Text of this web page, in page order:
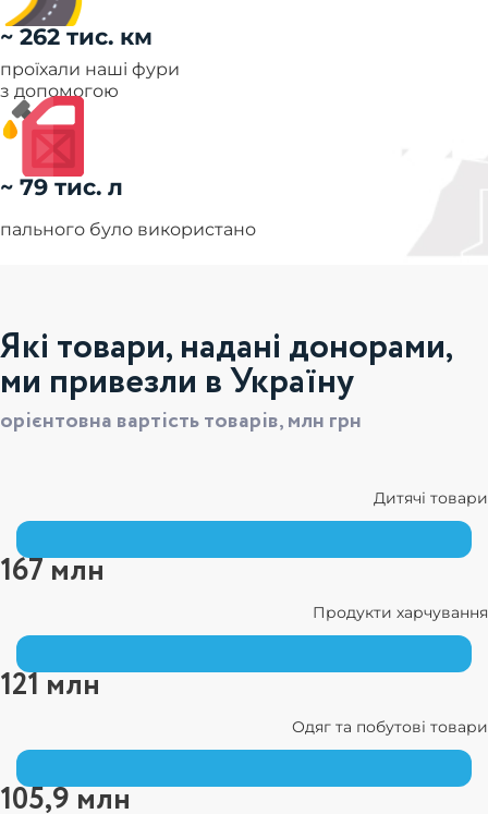
~ 262 тис. км
проїхали наші фури
з допомогою
~ 79 тис. л
пального було використано
Які товари, надані донорами,
ми привезли в Україну
орієнтовна вартість товарів, млн грн
Дитячі товари
167 млн
Продукти харчування
121 млн
Одяг та побутові товари
105,9 млн